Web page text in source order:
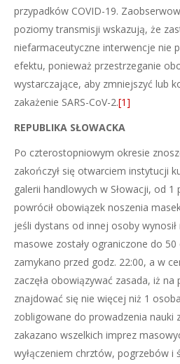
przypadków COVID-19.
poziomy transmisji wskazują, że
niefarmaceutyczne interwencje nie
efektu, ponieważ przestrzeganie
wystarczające, aby zmniejszyć lub
zakażenie SARS-CoV-2.[1]
REPUBLIKA SŁOWACKA
Po czterostopniowym okresie
zakończył się otwarciem instytucji
galerii handlowych w Słowacji, od 1
powrócił obowiązek noszenia
jeśli dystans od innej osoby
masowe zostały ograniczone do
zamykano przed godz. 22:00, a w
zaczęła obowiązywać zasada, iż na
znajdować się nie więcej niż 1
zobligowane do prowadzenia nauki
zakazano wszelkich imprez
wyłączeniem chrztów, pogrzebów i